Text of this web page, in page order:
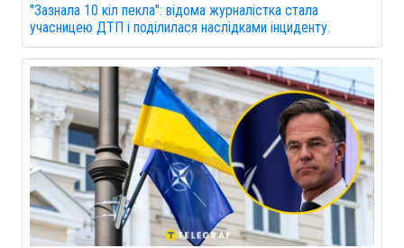
"Зазнала 10 кіл пекла": відома журналістка стала
учасницею ДТП і поділилася наслідками інциденту.